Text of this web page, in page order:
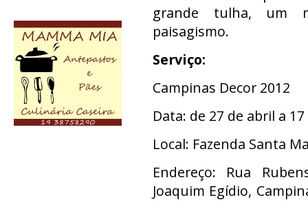
grande tulha, um
paisagismo.
Serviço:
Campinas Decor 2012
Data: de 27 de abril a
Local: Fazenda Santa
Endereço: Rua
Joaquim Egídio,